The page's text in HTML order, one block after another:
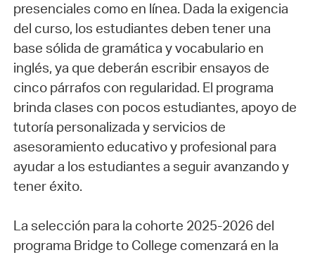
presenciales como en línea. Dada la exigencia
del curso, los estudiantes deben tener una
base sólida de gramática y vocabulario en
inglés, ya que deberán escribir ensayos de
cinco párrafos con regularidad. El programa
brinda clases con pocos estudiantes, apoyo de
tutoría personalizada y servicios de
asesoramiento educativo y profesional para
ayudar a los estudiantes a seguir avanzando y
tener éxito.
La selección para la cohorte 2025-2026 del
programa Bridge to College comenzará en la